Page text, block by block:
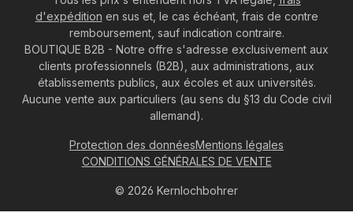
d'expédition en sus et, le cas échéant, frais de contre
remboursement, sauf indication contraire.
BOUTIQUE B2B - Notre offre s'adresse exclusivement aux
clients professionnels (B2B), aux administrations, aux
établissements publics, aux écoles et aux universités.
Aucune vente aux particuliers (au sens du §13 du Code civil
allemand).
© 2026 Kernlochbohrer
Protection des donnéesMentions légales
CONDITIONS GÉNÉRALES DE VENTE